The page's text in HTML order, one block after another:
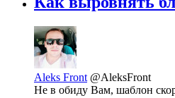
Aleks Front @AleksFront
Не в обиду Вам, шаблон